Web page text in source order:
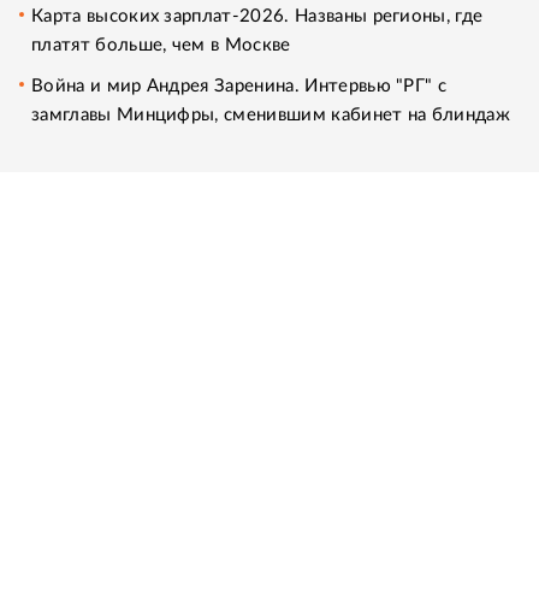
Карта высоких зарплат-2026. Названы регионы, где
платят больше, чем в Москве
Война и мир Андрея Заренина. Интервью "РГ" с
замглавы Минцифры, сменившим кабинет на блиндаж